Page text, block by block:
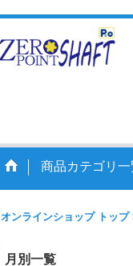
商品カテゴリ一
オンラインショップ トップ
月別一覧